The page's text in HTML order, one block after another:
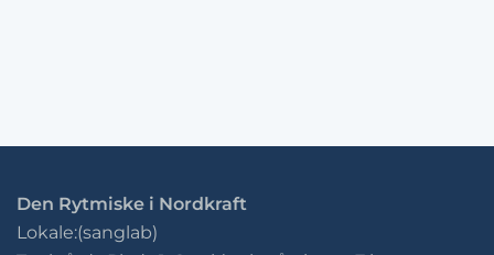
Den Rytmiske i Nordkraft
Lokale:(sanglab)